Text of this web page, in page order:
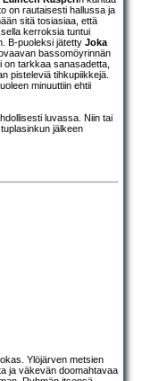
on rautaisesti hallussa ja
sitä tosiasiaa, että
kerroksia tuntui
B-puoleksi jätetty Joka
bassomöyrinnän
tarkkaa sanasadetta,
pisteleviä tihkupiikkejä.
minuuttiin ehtii
luvassa. Niin tai
jälkeen
Ylöjärven metsien
ja väkevän doomahtavaa